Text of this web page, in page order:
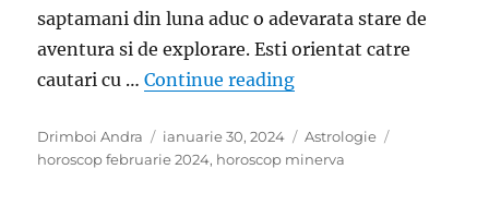
saptamani din luna aduc o adevarata stare de
aventura si de explorare. Esti orientat catre
cautari cu …Continue reading„Minerva, horoscop
Author
Drimboi Andra
Posted
on
ianuarie 30, 2024 Categories
Astrologie
horoscop februarie 2024, horoscop minerva